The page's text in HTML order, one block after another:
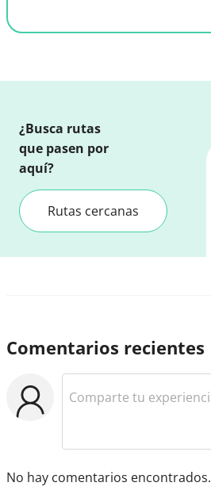
¿Busca rutas
que pasen por
aquí?
Rutas cercanas
Comentarios recientes
No hay comentarios encontrados.